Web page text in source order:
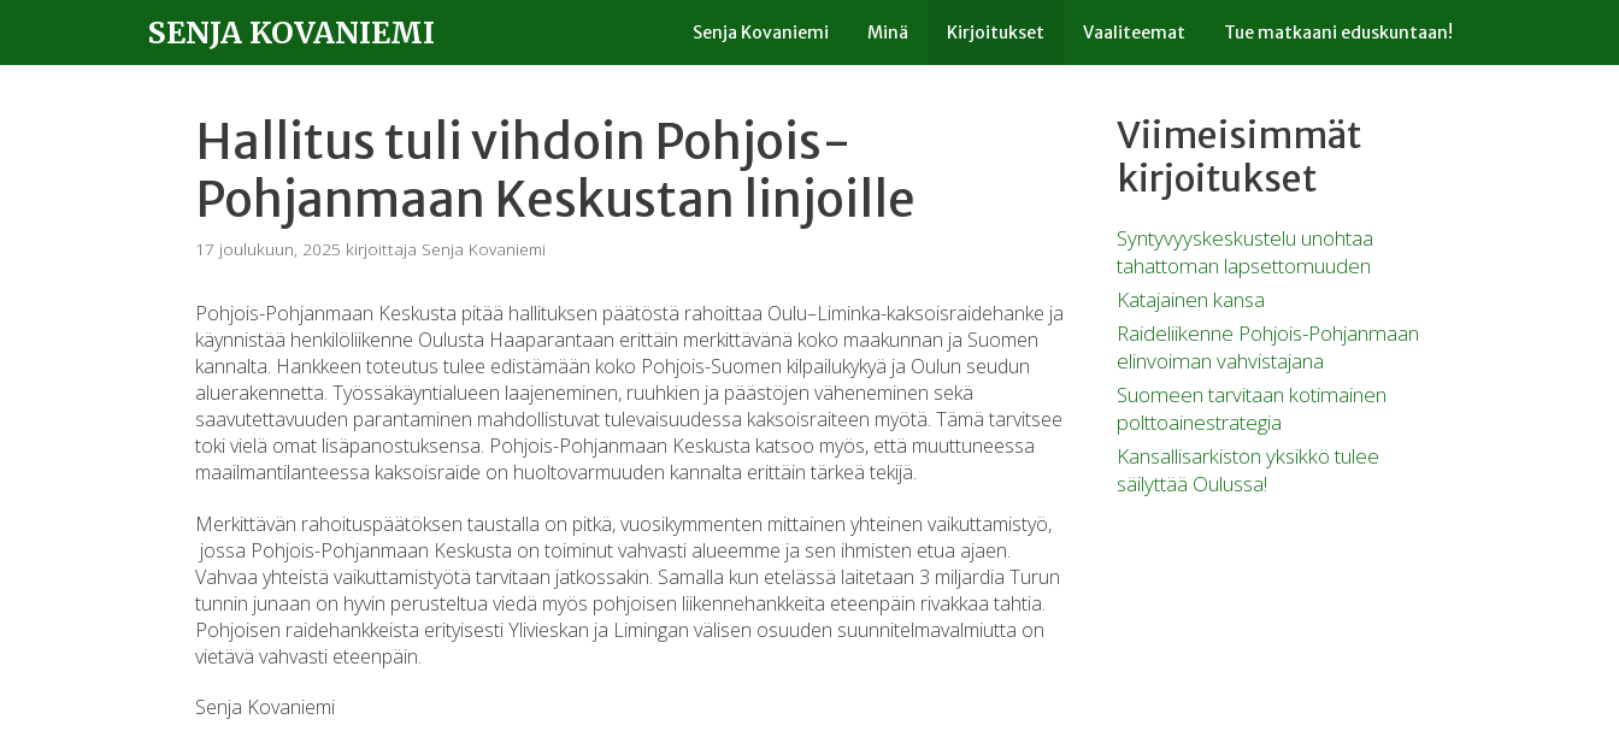
SENJA KOVANIEMI Senja Kovaniemi Minä Kirjoitukset Vaaliteemat Tue matkaani eduskuntaan!
Hallitus tuli vihdoin Pohjois-
Pohjanmaan Keskustan linjoille
17 joulukuun, 2025 kirjoittaja Senja Kovaniemi
Pohjois-Pohjanmaan Keskusta pitää hallituksen päätöstä rahoittaa Oulu–Liminka-kaksoisraidehanke ja
käynnistää henkilöliikenne Oulusta Haaparantaan erittäin merkittävänä koko maakunnan ja Suomen
kannalta. Hankkeen toteutus tulee edistämään koko Pohjois-Suomen kilpailukykyä ja Oulun seudun
aluerakennetta. Työssäkäyntialueen laajeneminen, ruuhkien ja päästöjen väheneminen sekä
saavutettavuuden parantaminen mahdollistuvat tulevaisuudessa kaksoisraiteen myötä. Tämä tarvitsee
toki vielä omat lisäpanostuksensa. Pohjois-Pohjanmaan Keskusta katsoo myös, että muuttuneessa
maailmantilanteessa kaksoisraide on huoltovarmuuden kannalta erittäin tärkeä tekijä.
Merkittävän rahoituspäätöksen taustalla on pitkä, vuosikymmenten mittainen yhteinen vaikuttamistyö,
jossa Pohjois-Pohjanmaan Keskusta on toiminut vahvasti alueemme ja sen ihmisten etua ajaen.
Vahvaa yhteistä vaikuttamistyötä tarvitaan jatkossakin. Samalla kun etelässä laitetaan 3 miljardia Turun
tunnin junaan on hyvin perusteltua viedä myös pohjoisen liikennehankkeita eteenpäin rivakkaa tahtia.
Pohjoisen raidehankkeista erityisesti Ylivieskan ja Limingan välisen osuuden suunnitelmavalmiutta on
vietävä vahvasti eteenpäin.
Senja Kovaniemi
Viimeisimmät
kirjoitukset
Syntyvyyskeskustelu unohtaa
tahattoman lapsettomuuden
Katajainen kansa
Raideliikenne Pohjois-Pohjanmaan
elinvoiman vahvistajana
Suomeen tarvitaan kotimainen
polttoainestrategia
Kansallisarkiston yksikkö tulee
säilyttää Oulussa!